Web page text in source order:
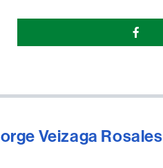
Veizaga Rosales